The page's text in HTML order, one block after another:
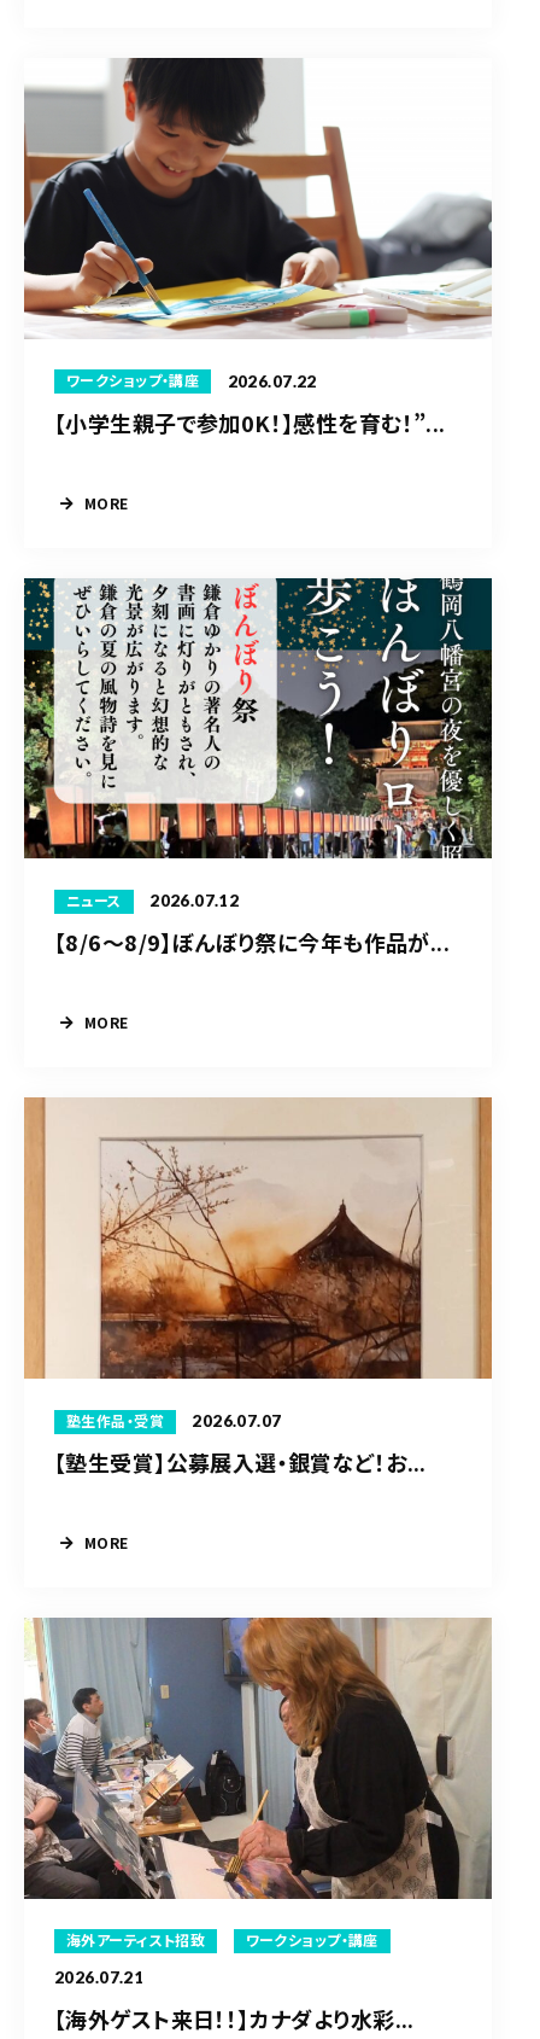
ワークショップ・講座 2026.07.22
【小学生親子で参加0K！】感性を育む！”...
MORE
ニュース 2026.07.12
【8/6〜8/9】ぼんぼり祭に今年も作品が...
MORE
塾生作品・受賞 2026.07.07
【塾生受賞】公募展入選・銀賞など！お...
MORE
海外アーティスト招致 ワークショップ・講座
2026.07.21
【海外ゲスト来日！！】カナダより水彩...